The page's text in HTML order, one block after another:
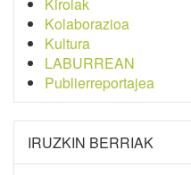
Kirolak
Kolaborazioa
Kultura
LABURREAN
Publierreportajea
IRUZKIN BERRIAK